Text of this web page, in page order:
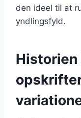
den ideel til at
yndlingsfyld.